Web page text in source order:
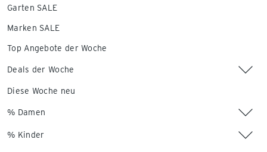
Garten SALE
Marken SALE
Top Angebote der Woche
Deals der Woche
Diese Woche neu
% Damen
% Kinder